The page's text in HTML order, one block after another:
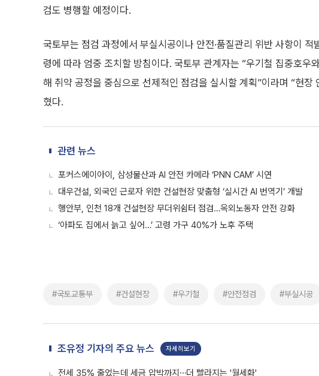
검도 병행할 예정이다.
국토부는 점검 과정에서 부실시공이나 안전·품질관리 위반 사항이
령에 따라 엄중 조치할 방침이다. 국토부 관계자는 “우기철 집중호우
해 취약 공정을 중심으로 선제적인 점검을 실시할 계획”이라며 “현
혔다.
관련 뉴스
포커스에이아이, 삼성물산과 AI 안전 카메라 ‘PNN CAM’ 시연
대우건설, 외국인 근로자 위한 건설현장 맞춤형 ‘실시간 AI 번역기’ 개발
행안부, 인천 18개 건설현장 무더위쉼터 점검…옥외노동자 안전 강화
‘아파도 집에서 늙고 싶어…’ 고령 가구 40%가 노후 주택
#국토교통부 #건설현장 #우기철 #안전점검 #부실시공
조유정 기자의 주요 뉴스 자세히보기
전세 35% 줄었는데 세금 압박까지⋯더 빨라지는 '월세화'